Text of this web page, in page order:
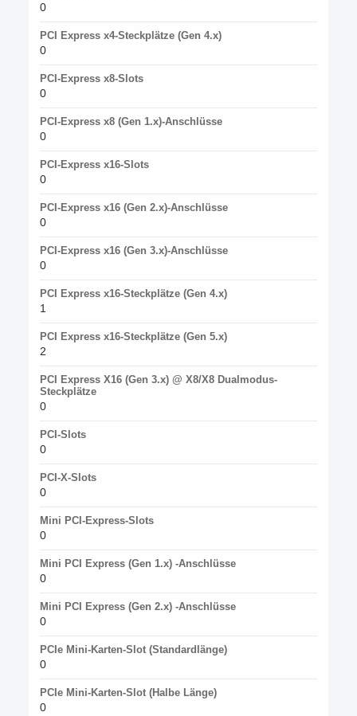
0
PCI Express x4-Steckplätze (Gen 4.x)
0
PCI-Express x8-Slots
0
PCI-Express x8 (Gen 1.x)-Anschlüsse
0
PCI-Express x16-Slots
0
PCI-Express x16 (Gen 2.x)-Anschlüsse
0
PCI-Express x16 (Gen 3.x)-Anschlüsse
0
PCI Express x16-Steckplätze (Gen 4.x)
1
PCI Express x16-Steckplätze (Gen 5.x)
2
PCI Express X16 (Gen 3.x) @ X8/X8 Dualmodus-
Steckplätze
0
PCI-Slots
0
PCI-X-Slots
0
Mini PCI-Express-Slots
0
Mini PCI Express (Gen 1.x) -Anschlüsse
0
Mini PCI Express (Gen 2.x) -Anschlüsse
0
PCIe Mini-Karten-Slot (Standardlänge)
0
PCIe Mini-Karten-Slot (Halbe Länge)
0